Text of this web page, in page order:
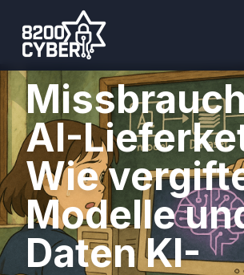
AI-
Wie
Modelle
Daten KI-